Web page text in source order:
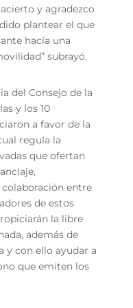
y agradezco
plantear el que
hacía una
subrayó.
del Consejo de la
y los 10
a favor de la
regula la
que ofertan
entre
de estos
la libre
además de
y con ello ayudar a
que emiten los